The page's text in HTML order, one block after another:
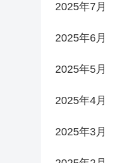
2025年7月
2025年6月
2025年5月
2025年4月
2025年3月